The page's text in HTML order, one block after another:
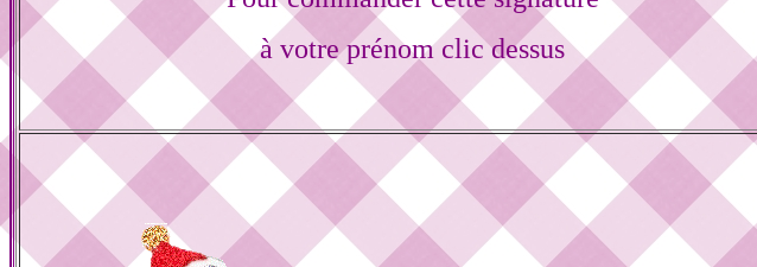
à votre prénom clic dessus